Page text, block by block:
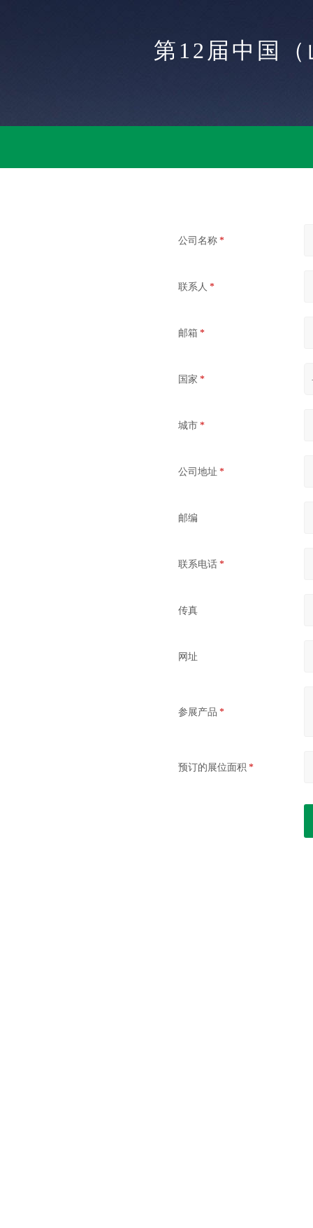
第12届中国
公司名称 *
联系人 *
邮箱 *
国家 *
城市 *
公司地址 *
邮编
联系电话 *
传真
网址
参展产品 *
预订的展位面积 *